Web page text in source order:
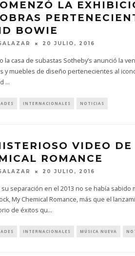
LA
BOWIE
20 JULIO, 2016
la casa de subastas Sotheby’s anunció la
y muebles de diseño pertenecientes al
...
INTERNACIONALES NOTICIAS
VIDEO DE
ROMANCE
20 JULIO, 2016
su separación en el 2013 no se había sabido
My Chemical Romance, más que el
de éxitos qu...
INTERNACIONALES MÚSICA NUEVA
EL
BIG TO RIG’
EN CARACAS
2026 6